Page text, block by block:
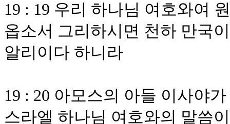
19 : 19 우리 하나님 여호와여
옵소서 그리하시면 천하 만국
알리이다 하니라
19 : 20 아모스의 아들 이사야
스라엘 하나님 여호와의 말씀